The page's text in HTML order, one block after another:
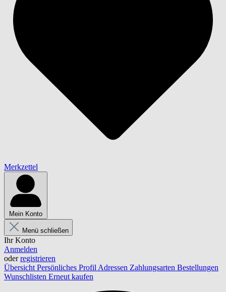
Merkzettel
Mein Konto
Menü schließen
Ihr Konto
Anmelden
oderregistrieren
Übersicht Persönliches Profil Adressen Zahlungsarten Bestellungen
Wunschlisten Erneut kaufen